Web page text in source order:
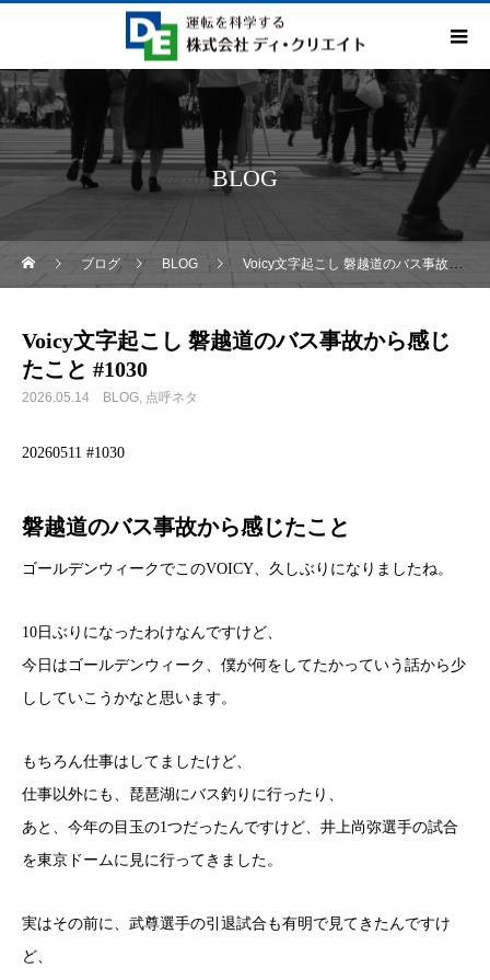
BLOG
ブログ BLOG Voicy文字起こし 磐越道のバス事故から感じたこと #1030
Voicy文字起こし 磐越道のバス事故から感じ
たこと #1030
2026.05.14 BLOG 点呼ネタ
20260511 #1030
磐越道のバス事故から感じたこと
ゴールデンウィークでこのVOICY、久しぶりになりましたね。
10日ぶりになったわけなんですけど、
今日はゴールデンウィーク、僕が何をしてたかっていう話から少
ししていこうかなと思います。
もちろん仕事はしてましたけど、
仕事以外にも、琵琶湖にバス釣りに行ったり、
あと、今年の目玉の1つだったんですけど、井上尚弥選手の試合
を東京ドームに見に行ってきました。
実はその前に、武尊選手の引退試合も有明で見てきたんですけ
ど、